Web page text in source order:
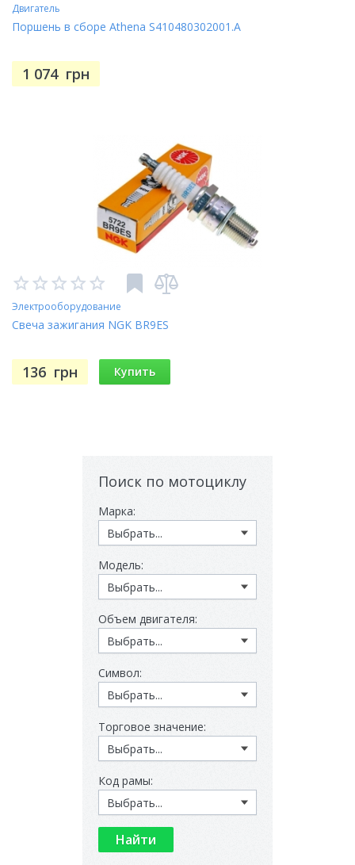
Двигатель
Поршень в сборе Athena S410480302001.A
1 074 грн
Электрооборудование
Свеча зажигания NGK BR9ES
136 грн Купить
Поиск по мотоциклу
Марка:
Модель:
Объем двигателя:
Символ:
Торговое значение:
Код рамы: